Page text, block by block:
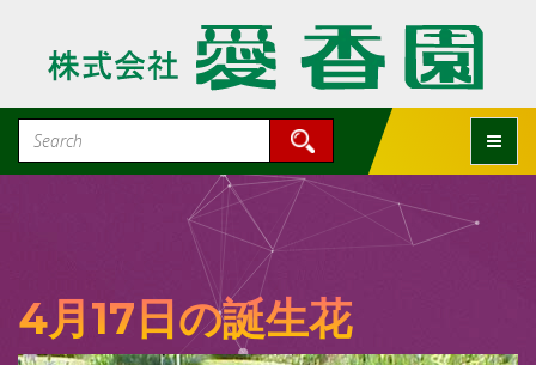
4月17日の誕生花